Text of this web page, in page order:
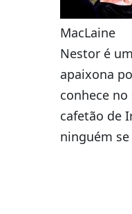
MacLaine
Nestor é
apaixona
conhece
cafetão de
ninguém